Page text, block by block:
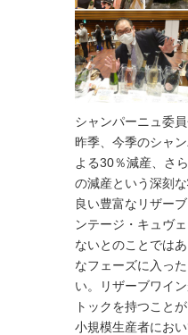
シャンパーニュ委
昨季、今季のシャ
よる30％減産、さ
の減産という深刻
良い豊富なリザー
ンテージ・キュヴ
ないとのことでは
なフェーズに入っ
い。リザーブワイ
トックを持つこと
小規模生産者にお